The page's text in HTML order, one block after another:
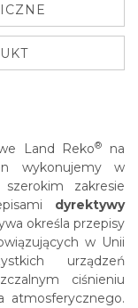
Land Reko®
na
wykonujemy w
zakresie
dyrektywy
określa przepisy
w Unii
urządzeń
ciśnieniu
atmosferycznego.